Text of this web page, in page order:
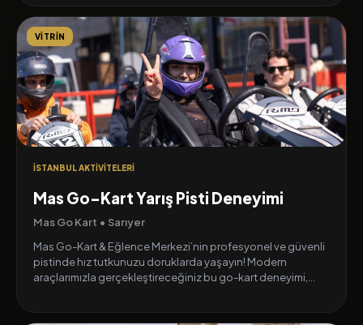
VITRIN
İSTANBUL AKTIVITELERI
Mas Go-Kart Yarış Pisti Deneyimi
Mas Go Kart • Sarıyer
Mas Go-Kart & Eğlence Merkezi’nin profesyonel ve güvenli
pistinde hız tutkunuzu doruklarda yaşayın! Modern
araçlarımızla gerçekleştireceğiniz bu go-kart deneyimi,